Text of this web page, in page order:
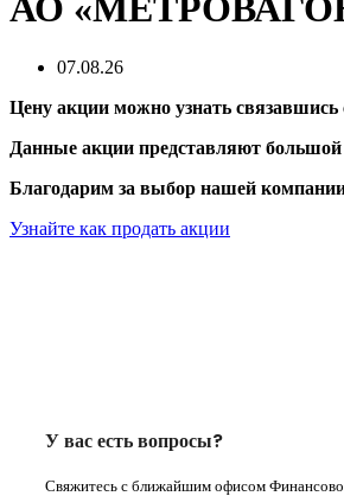
АО
07.08.26
Цену акции можно узнать связавшись
Данные акции представляют
Благодарим за выбор нашей
Узнайте как продать акции
У вас есть вопросы?
Свяжитесь с ближайшим офисом